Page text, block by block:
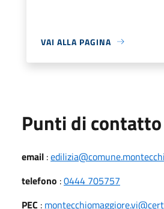
VAI ALLA PAGINA
Punti di contatto
email :
telefono :0444 705757
PEC :